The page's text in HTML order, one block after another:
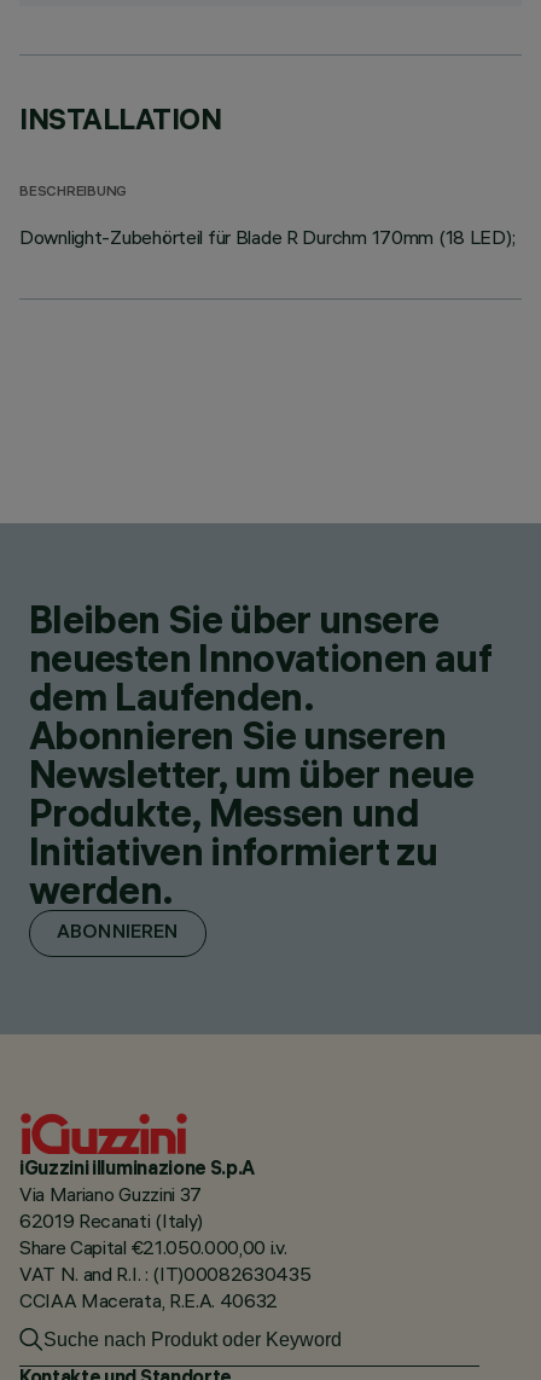
INSTALLATION
BESCHREIBUNG
Downlight-Zubehörteil für Blade R Durchm 170mm (18 LED);
Bleiben Sie über unsere
neuesten Innovationen auf
dem Laufenden.
Abonnieren Sie unseren
Newsletter, um über neue
Produkte, Messen und
Initiativen informiert zu
werden.
ABONNIEREN
iGuzzini illuminazione S.p.A
Via Mariano Guzzini 37
62019 Recanati (Italy)
Share Capital €21.050.000,00 i.v.
VAT N. and R.I. : (IT)00082630435
CCIAA Macerata, R.E.A. 40632